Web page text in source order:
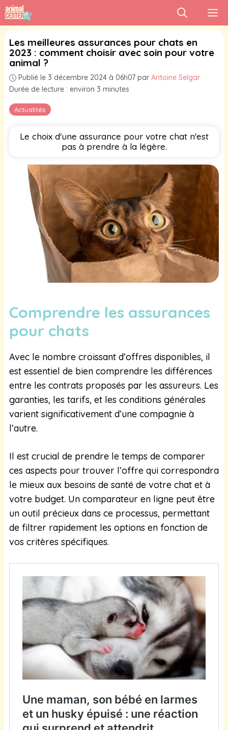
Aller
au
contenu
Actualités
Les meilleures assurances pour chats en
2023 : comment choisir avec soin pour votre
animal ?
Publié le 3 décembre 2024 à 06h07 par Antoine Selgar
·
Durée de lecture : environ 3 minutes
Le choix d'une assurance pour votre chat n'est
pas à prendre à la légère.
Comprendre les assurances
pour chats
Avec le nombre croissant d’offres disponibles, il
est essentiel de bien comprendre les différences
entre les contrats proposés par les assureurs. Les
garanties, les tarifs, et les conditions générales
varient significativement d’une compagnie à
l’autre.
Il est crucial de prendre le temps de comparer
ces aspects pour trouver l’offre qui correspondra
le mieux aux besoins de santé de votre chat et à
votre budget. Un comparateur en ligne peut être
un outil précieux dans ce processus, permettant
de filtrer rapidement les options en fonction de
vos critères spécifiques.